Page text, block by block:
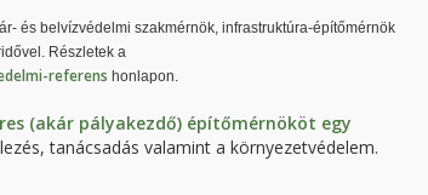
és belvízvédelmi szakmérnök, infrastruktúra-építőmérnök
Részletek a
referens honlapon.
(akár pályakezdő) építőmérnököt egy
tanácsadás valamint a környezetvédelem.